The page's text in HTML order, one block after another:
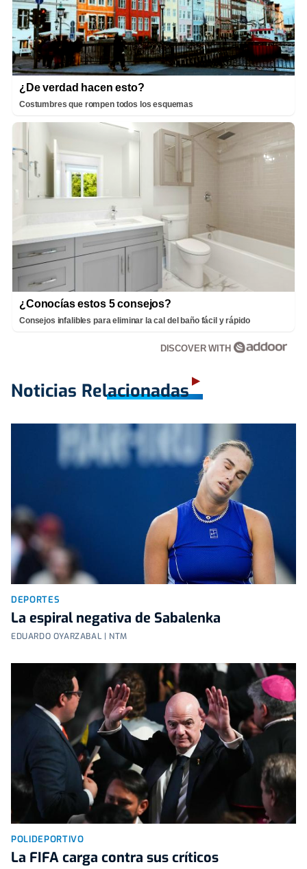
¿De verdad hacen esto?
Costumbres que rompen todos los esquemas
¿Conocías estos 5 consejos?
Consejos infalibles para eliminar la cal del baño fácil y rápido
DISCOVER WITH
Noticias Relacionadas
DEPORTES
La espiral negativa de Sabalenka
EDUARDO OYARZABAL | NTM
POLIDEPORTIVO
La FIFA carga contra sus críticos